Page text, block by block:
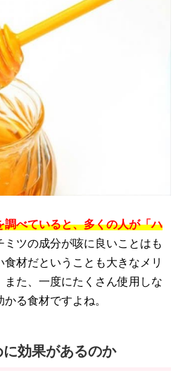
べていると、多くの人が「ハ
ミツの成分が咳に良いことはも
材だということも大きなメリ
また、一度にたくさん使用しな
る食材ですよね。
効果があるのか